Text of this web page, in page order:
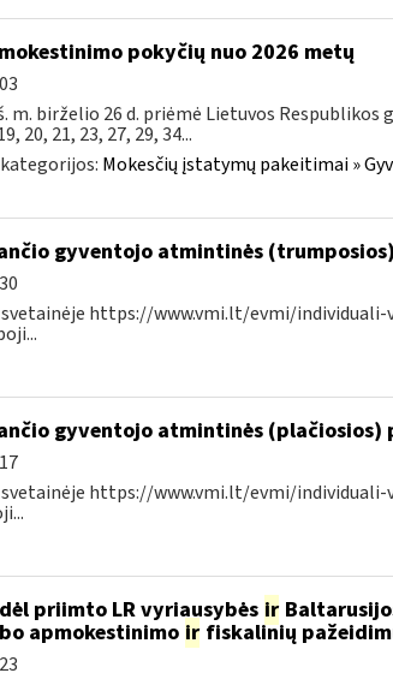
pokyčių nuo 2026 metų
m. birželio 26 d. priėmė Lietuvos
20, 21, 23, 27, 29, 34...
Mokesčių įstatymų pakeitimai »
gyventojo atmintinės
https://www.vmi.lt/evmi/individuali-
gyventojo atmintinės (plačiosios)
https://www.vmi.lt/evmi/individuali-
priimto LR vyriausybės ir
apmokestinimo irfiskalinių